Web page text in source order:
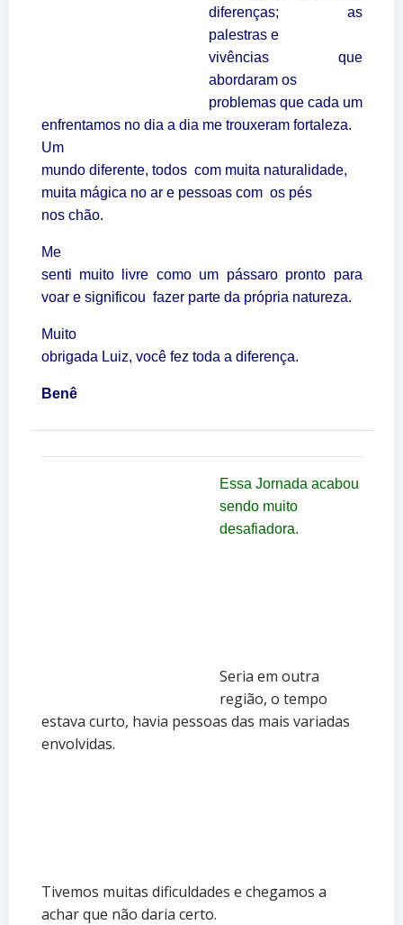
diferenças; as
palestras e
vivências que
abordaram os
problemas que cada um
enfrentamos no dia a dia me trouxeram fortaleza.
Um
mundo diferente, todos com muita naturalidade,
muita mágica no ar e pessoas com os pés
nos chão.
Me
senti muito livre como um pássaro pronto para
voar e significou fazer parte da própria natureza.
Muito
obrigada Luiz, você fez toda a diferença.
Benê
Essa Jornada acabou
sendo muito
desafiadora.
Seria em outra
região, o tempo
estava curto, havia pessoas das mais variadas
envolvidas.
Tivemos muitas dificuldades e chegamos a
achar que não daria certo.